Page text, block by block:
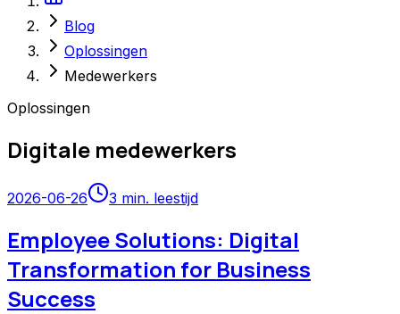
Blog
Oplossingen
Medewerkers
Oplossingen
Digitale medewerkers
2026-06-26 3 min. leestijd
Employee Solutions: Digital
Transformation for Business
Success